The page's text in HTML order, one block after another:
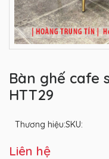
Bàn ghế cafe
HTT29
Thương hiệu:SKU:
Liên hệ